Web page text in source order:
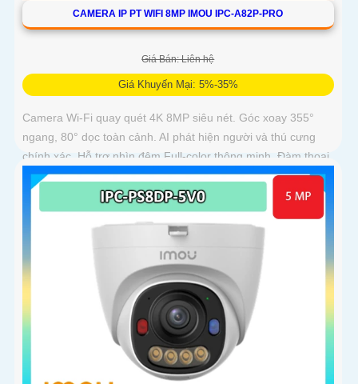
CAMERA IP PT WIFI 8MP IMOU IPC-A82P-PRO
Giá Bán: Liên hệ
Giá Khuyến Mại: 5%-35%
Camera Wi-Fi quay quét 4K 8MP siêu nét. Góc xoay 355°
ngang, 80° dọc toàn cảnh. AI phát hiện người và thú cưng
chính xác. Hỗ trợ nhìn đêm Full-color thông minh. Đàm thoại
2 chiều tiện lợi từ xa